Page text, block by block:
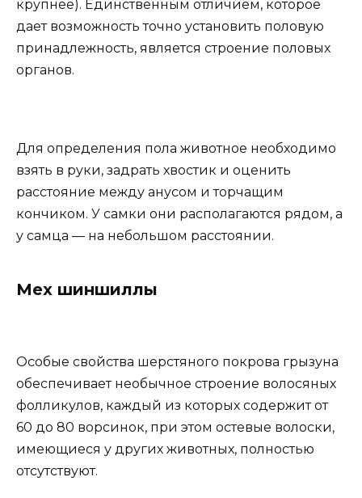
крупнее). Единственным отличием, которое
дает возможность точно установить половую
принадлежность, является строение половых
органов.
Для определения пола животное необходимо
взять в руки, задрать хвостик и оценить
расстояние между анусом и торчащим
кончиком. У самки они располагаются рядом, а
у самца — на небольшом расстоянии.
Мех шиншиллы
Особые свойства шерстяного покрова грызуна
обеспечивает необычное строение волосяных
фолликулов, каждый из которых содержит от
60 до 80 ворсинок, при этом остевые волоски,
имеющиеся у других животных, полностью
отсутствуют.